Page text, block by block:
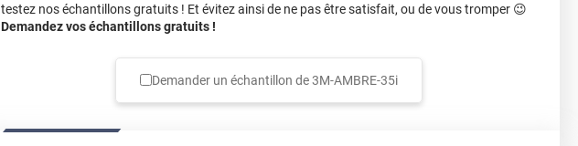
testez nos échantillons gratuits ! Et évitez ainsi de ne pas être satisfait, ou de vous tromper 😉
Demandez vos échantillons gratuits !
Demander un échantillon de3M-AMBRE-35i